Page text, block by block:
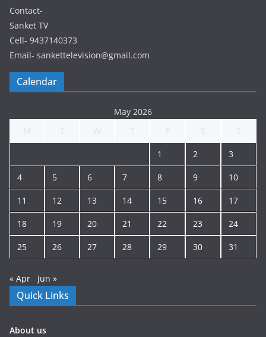
Contact-
Sanket TV
Cell- 9437140373
Email- sankettelevision@gmail.com
Calendar
May 2026
1 2 3
4 5 6 7 8 9 10
11 12 13 14 15 16 17
18 19 20 21 22 23 24
25 26 27 28 29 30 31
« Apr Jun »
Quick Links
About us